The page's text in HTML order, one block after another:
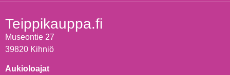
Teippikauppa.fi
Museontie 27
39820 Kihniö
Aukioloajat